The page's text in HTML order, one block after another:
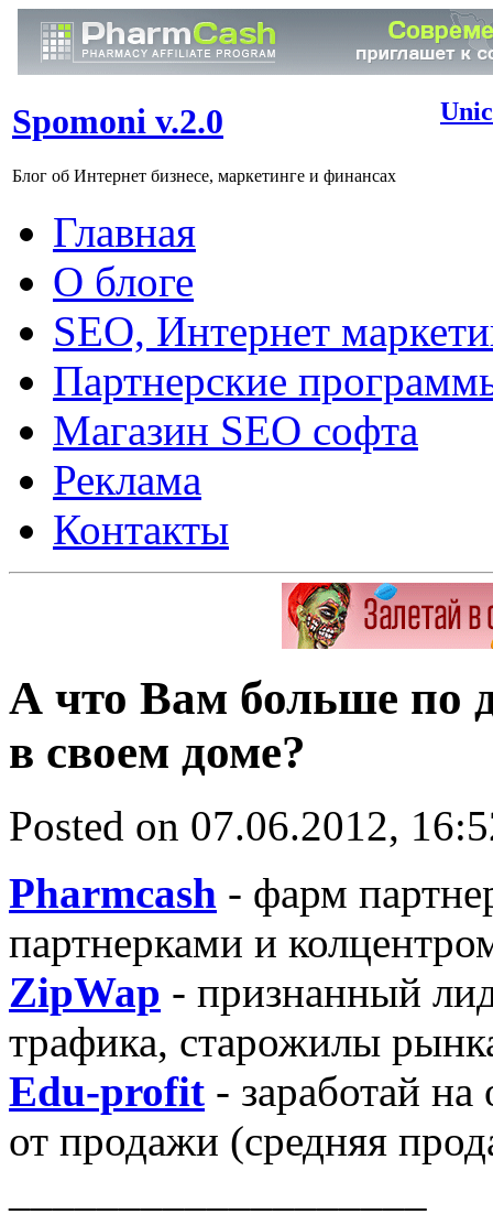
Spomoni v.2.0
Блог об Интернет бизнесе, маркетинге и финансах
Главная
О блоге
SEO, Интернет
Партнерские
Магазин SEO софта
Реклама
Контакты
А что Вам больше по
в своем доме?
Posted on 07.06.2012,
Pharmcash - фарм
партнерками и
ZipWap - признанный
трафика, старожилы
Edu-profit - заработай
от продажи (средняя